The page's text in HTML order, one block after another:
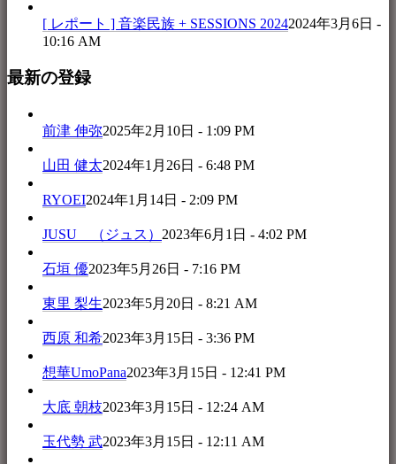
[ レポート ] 音楽民族 + SESSIONS 20242024年3月6日 -
10:16 AM
最新の登録
前津 伸弥2025年2月10日 - 1:09 PM
山田 健太2024年1月26日 - 6:48 PM
RYOEI2024年1月14日 - 2:09 PM
JUSU （ジュス） 2023年6月1日 - 4:02 PM
石垣 優2023年5月26日 - 7:16 PM
東里 梨生2023年5月20日 - 8:21 AM
西原 和希2023年3月15日 - 3:36 PM
想華UmoPana2023年3月15日 - 12:41 PM
大底 朝枝2023年3月15日 - 12:24 AM
玉代勢 武2023年3月15日 - 12:11 AM